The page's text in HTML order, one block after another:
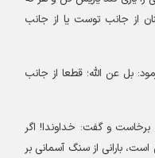
از جانب توست یا از جانب
:بل عن الله؛ قطعا از جانب
و گفت: خداوندا! اگر
بارانی از سنگ آسمانی بر